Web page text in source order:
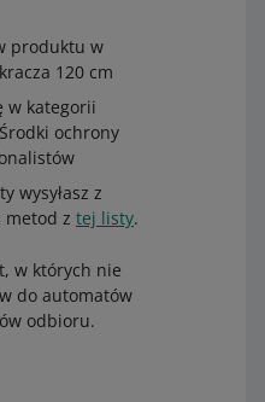
Paczka (Allegro
Pickup (Allegro Delivery)
(Allegro Delivery)
lubAllegro Automat
7 (Allegro Delivery).
produktu w
120 cm
w kategorii
ochrony
wysyłasz z
metod z tej listy.
w których nie
do automatów
odbioru.